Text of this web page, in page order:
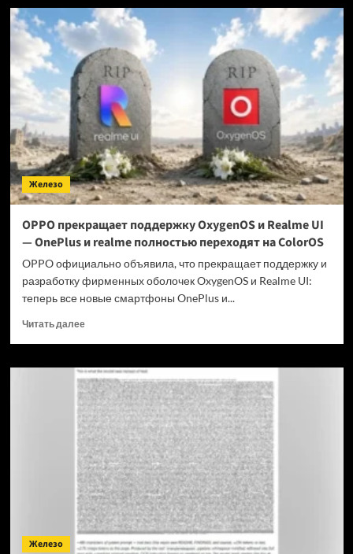
Когда
GTA
на ПК?
Железо
OPPO прекращает поддержку OxygenOS и Realme UI
— OnePlus и realme полностью переходят на ColorOS
OPPO официально объявила, что прекращает поддержку и
разработку фирменных оболочек OxygenOS и Realme UI:
теперь все новые смартфоны OnePlus и...
Читать далееПрочитать
OPPO
прекращает
поддержку
OxygenOS
и
Realme
UI
—
OnePlus
и
realme
полностью
переходят
Железо